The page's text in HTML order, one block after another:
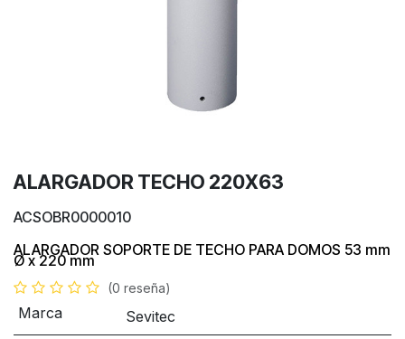
ALARGADOR TECHO 220X63
ACSOBR0000010
ALARGADOR SOPORTE DE TECHO PARA DOMOS 53 mm
Ø x 220 mm
(0 reseña)
Marca
Sevitec